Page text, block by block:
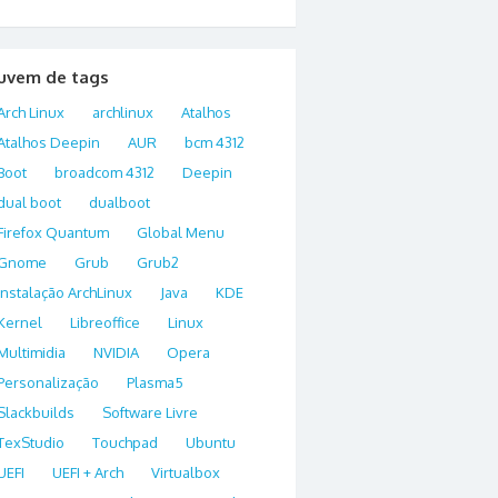
de tags
Linux archlinux
Atalhos
Deepin
AUR
bcm 4312
broadcom 4312
Deepin
boot
dualboot
Quantum
Global Menu
Grub
Grub2
ArchLinux
Java
KDE
Libreoffice
Linux
NVIDIA
Opera
Plasma5
Software Livre
Touchpad
Ubuntu
UEFI + Arch
Virtualbox